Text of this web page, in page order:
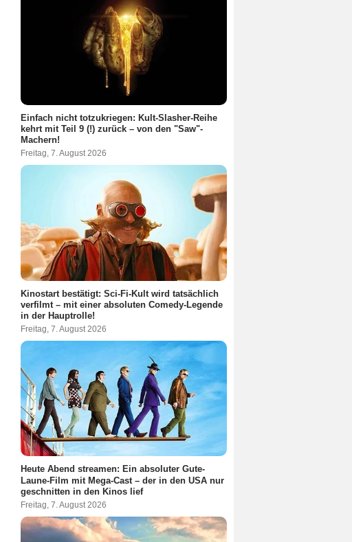
Einfach nicht totzukriegen: Kult-Slasher-Reihe
kehrt mit Teil 9 (!) zurück – von den "Saw"-
Machern!
Freitag, 7. August 2026
Kinostart bestätigt: Sci-Fi-Kult wird tatsächlich
verfilmt – mit einer absoluten Comedy-Legende
in der Hauptrolle!
Freitag, 7. August 2026
Heute Abend streamen: Ein absoluter Gute-
Laune-Film mit Mega-Cast – der in den USA nur
geschnitten in den Kinos lief
Freitag, 7. August 2026